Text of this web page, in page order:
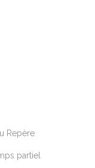
Repère
partiel